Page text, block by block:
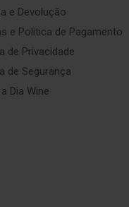
e Devolução
e Política de Pagamento
de Privacidade
de Segurança
Dia Wine